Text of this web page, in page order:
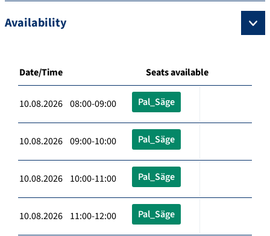
Availability
Date/Time Seats available
10.08.2026 08:00-09:00 Pal_Säge
10.08.2026 09:00-10:00 Pal_Säge
10.08.2026 10:00-11:00 Pal_Säge
10.08.2026 11:00-12:00 Pal_Säge